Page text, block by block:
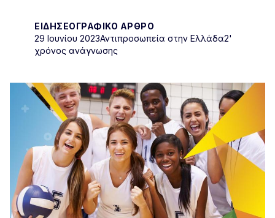
ΕΙΔΗΣΕΟΓΡΑΦΙΚΌ ΆΡΘΡΟ
29 Ιουνίου 2023Αντιπροσωπεία στην Ελλάδα2'
χρόνος ανάγνωσης